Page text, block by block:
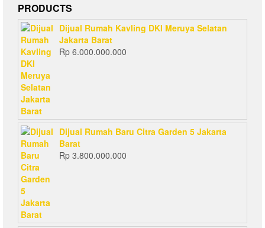
PRODUCTS
Dijual Rumah Kavling DKI Meruya Selatan
Jakarta Barat
Rp 6.000.000.000
Dijual Rumah Baru Citra Garden 5 Jakarta
Barat
Rp 3.800.000.000